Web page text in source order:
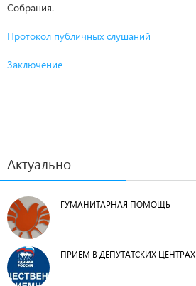
Собрания.
Протокол публичных слушаний
Заключение
Актуально
ГУМАНИТАРНАЯ ПОМОЩЬ
ПРИЕМ В ДЕПУТАТСКИХ ЦЕНТРАХ